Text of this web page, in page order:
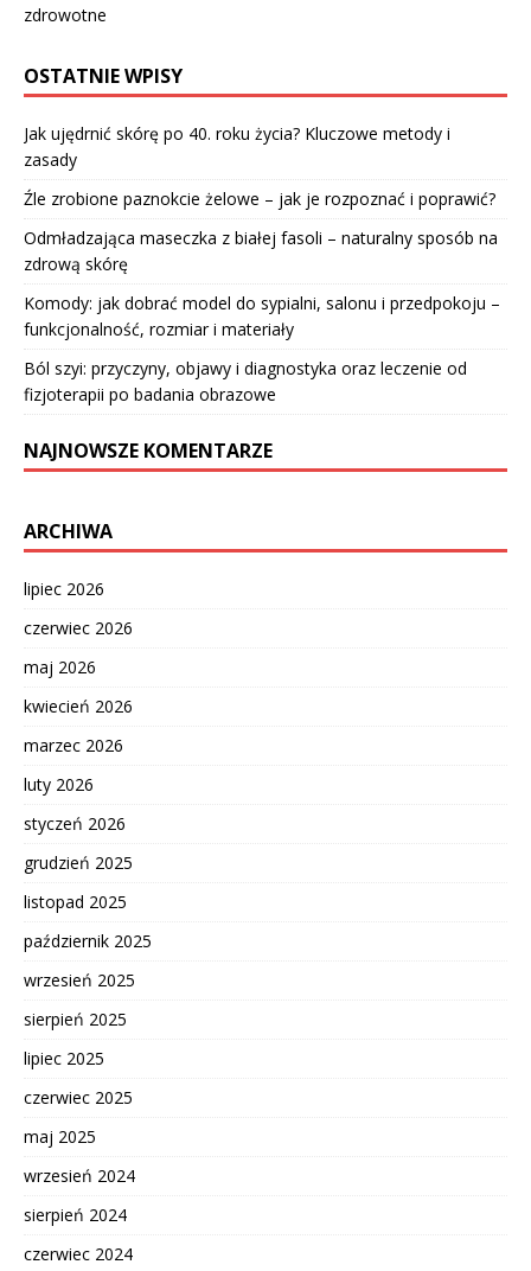
zdrowotne
OSTATNIE WPISY
Jak ujędrnić skórę po 40. roku życia? Kluczowe metody i
zasady
Źle zrobione paznokcie żelowe – jak je rozpoznać i poprawić?
Odmładzająca maseczka z białej fasoli – naturalny sposób na
zdrową skórę
Komody: jak dobrać model do sypialni, salonu i przedpokoju –
funkcjonalność, rozmiar i materiały
Ból szyi: przyczyny, objawy i diagnostyka oraz leczenie od
fizjoterapii po badania obrazowe
NAJNOWSZE KOMENTARZE
ARCHIWA
lipiec 2026
czerwiec 2026
maj 2026
kwiecień 2026
marzec 2026
luty 2026
styczeń 2026
grudzień 2025
listopad 2025
październik 2025
wrzesień 2025
sierpień 2025
lipiec 2025
czerwiec 2025
maj 2025
wrzesień 2024
sierpień 2024
czerwiec 2024